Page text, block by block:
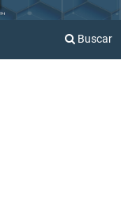
Buscar